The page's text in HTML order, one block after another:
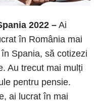
2022 – Ai
în România mai
Spania, să cotizezi
Au trecut mai mulți
pentru pensie.
ai lucrat în mai